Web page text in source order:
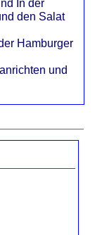
In der
den Salat
Hamburger
und